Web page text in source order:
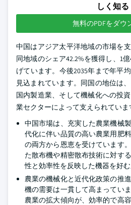
しく知る
無料のPDFをダウ
中国はアジア太平洋地域の市場を
同地域のシェア42.2%を獲得し、1
げています。今後2035年まで年平
見込まれています。同国の地位は
国内製造業、そして機械化への投
業セクターによって支えられていま
中国市場は、充実した農業機械
代化に伴い品質の高い農業用肥
の両方から恩恵を受けています
た散布機や精密散布技術に対す
性と効率性を反映した機器を好
農業の機械化と近代化政策の推
機の需要は一貫して高まってい
農業の拡大傾向が、効率的で高